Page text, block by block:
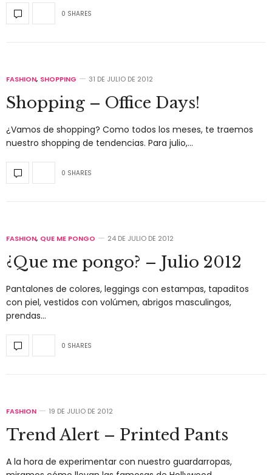
0 SHARES
FASHION, SHOPPING 31 DE JULIO DE 2012
Shopping – Office Days!
¿Vamos de shopping? Como todos los meses, te traemos
nuestro shopping de tendencias. Para julio,…
0 SHARES
FASHION, QUE ME PONGO 24 DE JULIO DE 2012
¿Que me pongo? – Julio 2012
Pantalones de colores, leggings con estampas, tapaditos
con piel, vestidos con volúmen, abrigos masculingos,
prendas…
0 SHARES
FASHION 19 DE JULIO DE 2012
Trend Alert – Printed Pants
A la hora de experimentar con nuestro guardarropas,